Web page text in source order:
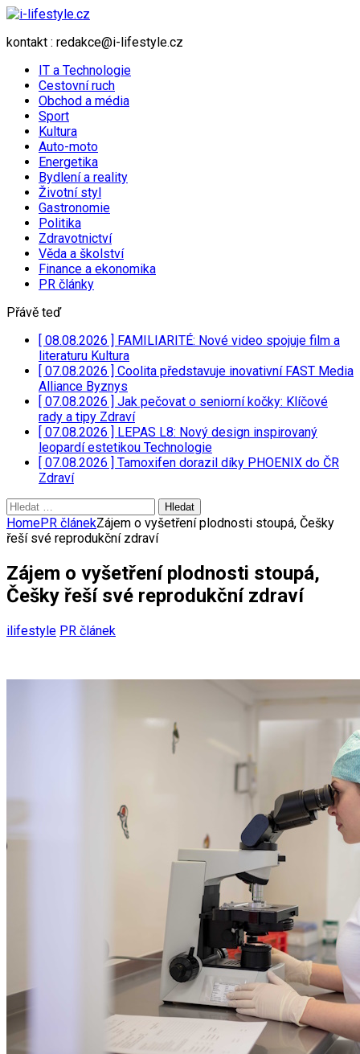
kontakt : redakce@i-lifestyle.cz
IT a Technologie
Cestovní ruch
Obchod a média
Sport
Kultura
Auto-moto
Energetika
Bydlení a reality
Životní styl
Gastronomie
Politika
Zdravotnictví
Věda a školství
Finance a ekonomika
PR články
Přávě teď
[ 08.08.2026 ] FAMILIARITÉ: Nové video spojuje film a
literaturu Kultura
[ 07.08.2026 ] Coolita představuje inovativní FAST Media
Alliance Byznys
[ 07.08.2026 ] Jak pečovat o seniorní kočky: Klíčové
rady a tipy Zdraví
[ 07.08.2026 ] LEPAS L8: Nový design inspirovaný
leopardí estetikou Technologie
[ 07.08.2026 ] Tamoxifen dorazil díky PHOENIX do ČR
Zdraví
Vyhledávání
HomePR článekZájem o vyšetření plodnosti stoupá, Češky
řeší své reprodukční zdraví
Zájem o vyšetření plodnosti stoupá,
Češky řeší své reprodukční zdraví
ilifestyle PR článek